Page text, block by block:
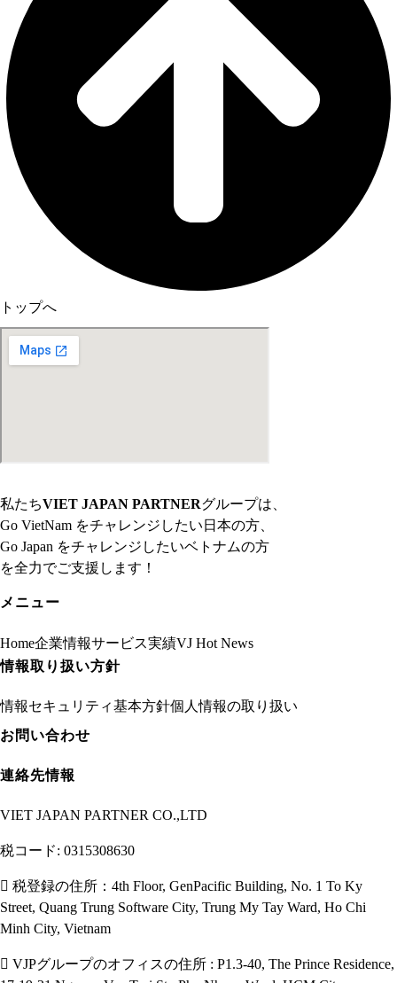
トップへ
私たちVIET JAPAN PARTNERグループは、
Go VietNam をチャレンジしたい日本の方、
Go Japan をチャレンジしたいベトナムの方
を全力でご支援します！
メニュー
Home企業情報サービス実績VJ Hot News
情報取り扱い方針
情報セキュリティ基本方針個人情報の取り扱い
お問い合わせ
連絡先情報
VIET JAPAN PARTNER CO.,LTD
税コード: 0315308630
税登録の住所：4th Floor, GenPacific Building, No. 1 To Ky
Street, Quang Trung Software City, Trung My Tay Ward, Ho Chi
Minh City, Vietnam
VJPグループのオフィスの住所 : P1.3-40, The Prince Residence,